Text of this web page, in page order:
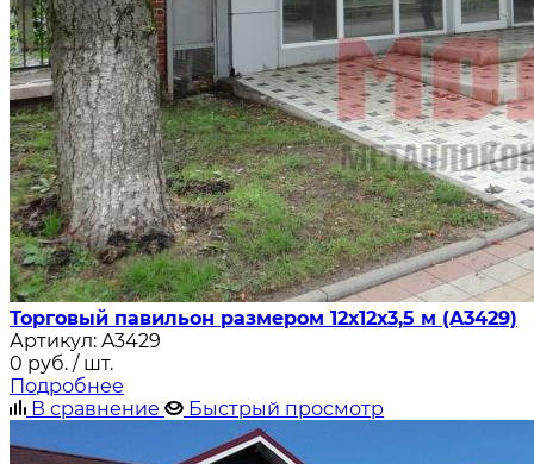
Торговый павильон размером 12х12х3,5 м (A3429)
Артикул: A3429
0 руб. / шт.
Подробнее
В сравнение
Быстрый просмотр